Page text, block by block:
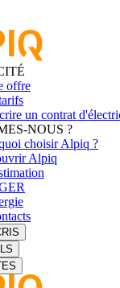
offre
un contrat
NOUS ?
choisir Alpiq ?
Alpiq